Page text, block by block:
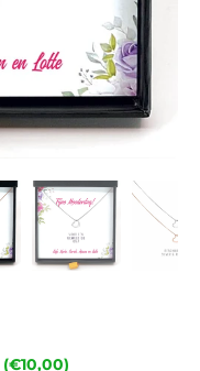
(€10,00)